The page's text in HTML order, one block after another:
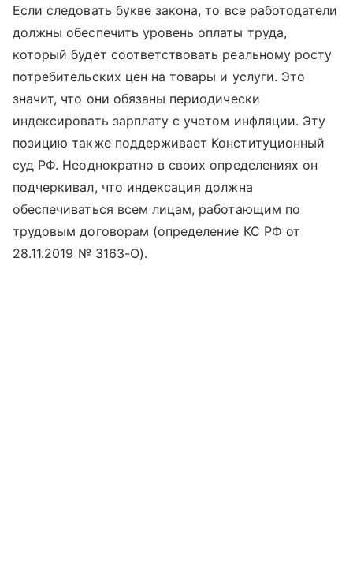
Если следовать букве закона, то все работодатели
должны обеспечить уровень оплаты труда,
который будет соответствовать реальному росту
потребительских цен на товары и услуги. Это
значит, что они обязаны периодически
индексировать зарплату с учетом инфляции. Эту
позицию также поддерживает Конституционный
суд РФ. Неоднократно в своих определениях он
подчеркивал, что индексация должна
обеспечиваться всем лицам, работающим по
трудовым договорам (определение КС РФ от
28.11.2019 № 3163-О).